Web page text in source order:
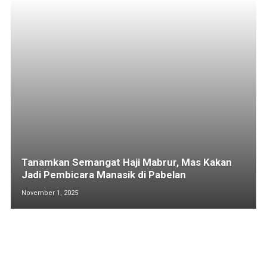
Tanamkan Semangat Haji Mabrur, Mas Kakan
Jadi Pembicara Manasik di Pabelan
November 1, 2025